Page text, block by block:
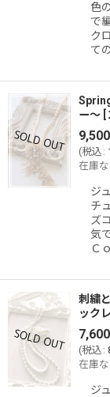
色
で
ク
て
ー〜
9,500
(税込 :
在庫な
ジ
チ
ズ
気
Ｃ
刺繍
ック
7,600
(税込 :
在庫な
ジ